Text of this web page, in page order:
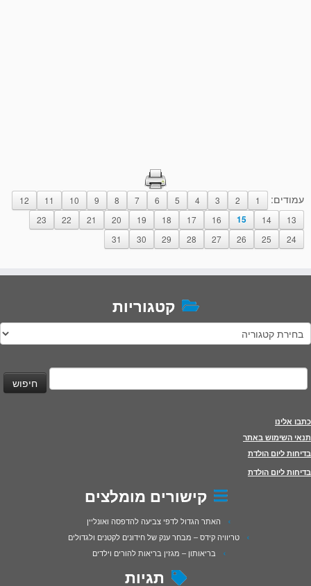
עמודים: 1
2
3
4
5
6
7
8
9
10
11
12
13
14
15
16
17
18
19
20
21
22
23
24
25
26
27
28
29
30
31
קטגוריות
קטגוריות
כתבו אלינו
תנאי השימוש באתר
בדיחות ליום הולדת
בדיחות ליום הולדת
קישורים מומלצים
האתר הגדול לדפי צביעה להדפסה ואונליין
טריוויה קידס – מבחר ענק של חידונים לקטנים ולגדולים
בריאותון – מגזין בריאות להורים וילדים
תגיות